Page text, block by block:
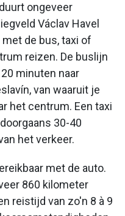
ongeveer
Václav Havel
met de bus, taxi of
reizen. De buslijn
minuten naar
van waaruit je
het centrum. Een taxi
30-40
het verkeer.
met de auto.
860 kilometer
reistijd van zo'n 8 à 9